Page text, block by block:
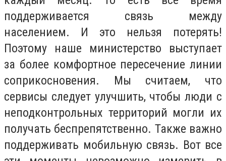
поддерживается связь между
населением. И это нельзя потерять!
Поэтому наше министерство выступает
за более комфортное пересечение линии
соприкосновения. Мы считаем, что
сервисы следует улучшить, чтобы люди с
неподконтрольных территорий могли их
получать беспрепятственно. Также важно
поддерживать мобильную связь. Вот все